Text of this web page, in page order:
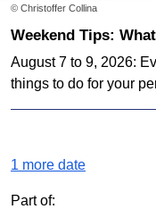
© Christoffer Collina
Weekend Tips:
August 7 to 9, 2026:
things to do for your
1 more date
Part of: